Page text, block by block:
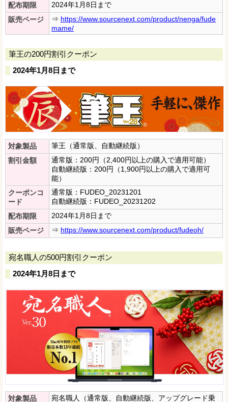
配布期限
2024年1月8日まで
販売ページ
⇒ https://www.sourcenext.com/product/nenga/fude
mame/
筆王の200円割引クーポン
2024年1月8日まで
対象製品
筆王（通常版、自動継続版）
割引金額
通常版：200円（2,400円以上の購入で適用可能）
自動継続版：200円（1,900円以上の購入で適用可
能）
クーポンコ
ード
通常版：FUDEO_20231201
自動継続版：FUDEO_20231202
配布期限
2024年1月8日まで
販売ページ
⇒ https://www.sourcenext.com/product/fudeoh/
宛名職人の500円割引クーポン
2024年1月8日まで
対象製品
宛名職人（通常版、自動継続版、アップグレード乗